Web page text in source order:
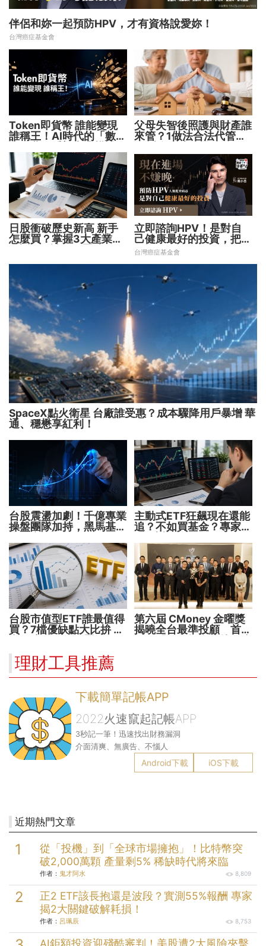
伴侶和妳一起預防HPV，才有資格說愛妳！
台灣癌症基金會
Token即貨幣 誰能變現
誰稱王！AI時代的「數位
父母失智後照護與財產誰
來管？1做法合法代管財
日股衝破歷史新高 新手
怎麼買？掌握3大產業、
立即諮詢HPV！是對自
己健康最好的投資，把握
現在不嫌晚！
台灣癌症基金會
SpaceX點火衛星 台廠誰受惠？成本驟降用戶暴增 華
通、穩懋享紅利！
台股震盪加劇！千億專業
操盤團隊加持，黑馬基金
主動式ETF狂飆現在還能
追？不如買基金？專家親
台股市值型ETF誰最值得
買？7檔優缺點大比拚 找
第六屆 CMoney 金曜獎
揭曉全台最準投顧 首度
理財工具推薦
下載簡單記帳APP
2022火速竄起記帳APP
3秒記一筆！迅速找出財務漏洞
介面清爽、無廣告、不惱人
Android下載 iOS下載
近期熱門文章
從「投機」到「全球市場擁抱」！比特幣突
破2,000萬顆 產量剩5% 稀缺時代將來臨
作者： 鬼才阿水 8,809
正2 ETF該長抱還是波段？實測55%報酬 專家
揭2大關鍵破解耗損！
作者： 呂珮辰 8,753
AI鉅額投資迎殘酷審判！美股遭2大風險夾擊